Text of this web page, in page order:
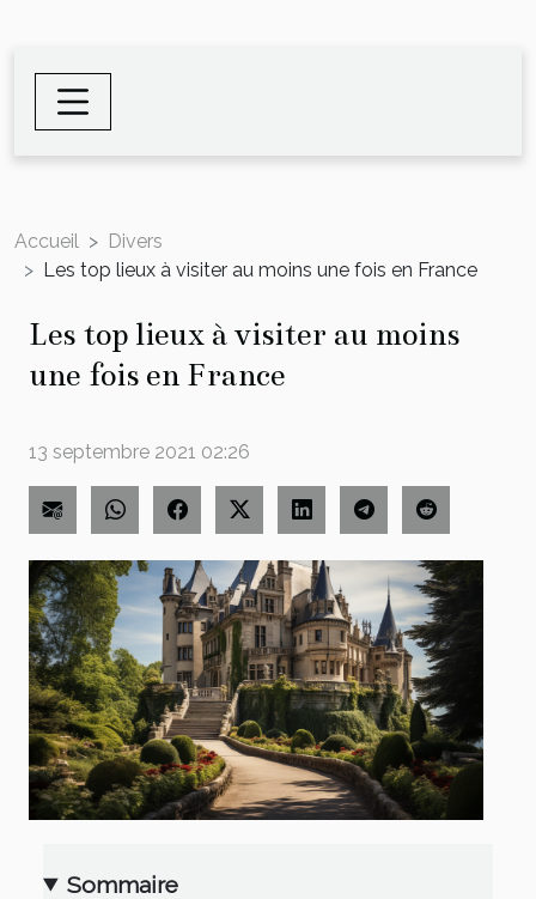
Accueil
Divers
Les top lieux à visiter au moins une fois en France
Les top lieux à visiter au moins
une fois en France
13 septembre 2021 02:26
Sommaire